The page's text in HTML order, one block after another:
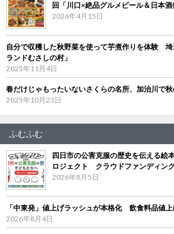
回「川口×絶品グルメビール＆日本
2026年4月15日
自分で収穫した秋野菜を使って芋煮作りを体験
ランドむさしの村」
2025年11月4日
春だけじゃもったいないさくらの名所、加治川で
2025年10月23日
ふむふむ
四日市の公害克服の歴史を伝える絵
ロジェクト クラウドファンディン
2026年8月5日
「中東発」値上げラッシュが本格化 飲食料品値
2026年8月4日